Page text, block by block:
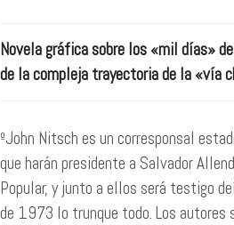
Novela gráfica sobre los «mil días»
de la compleja trayectoria de la «vía
ºJohn Nitsch es un corresponsal
que harán presidente a Salvador
Popular, y junto a ellos será testigo
de 1973 lo trunque todo. Los autores